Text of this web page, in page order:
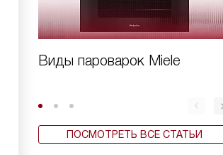
Виды пароварок Miele
ПОСМОТРЕТЬ ВСЕ СТАТЬИ